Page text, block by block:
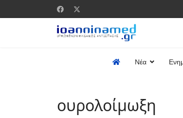
Νέα
ουρολοίμωξη